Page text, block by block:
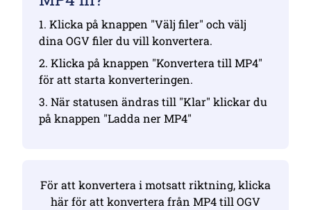
1. Klicka på knappen "Välj filer" och välj
dina OGV filer du vill konvertera.
2. Klicka på knappen "Konvertera till MP4"
för att starta konverteringen.
3. När statusen ändras till "Klar" klickar du
på knappen "Ladda ner MP4"
För att konvertera i motsatt riktning, klicka
här för att konvertera från MP4 till OGV